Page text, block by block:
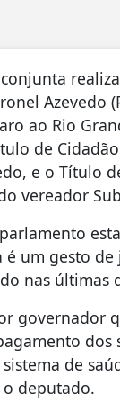
Azevedo
ao Rio
de
e o Título
vereador
é um gesto
nas últimas
governador
de
o deputado.